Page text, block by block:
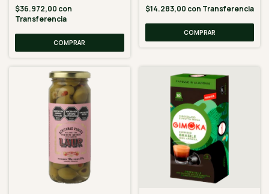
$36.972,00 con
Transferencia
$14.283,00 con Transferencia